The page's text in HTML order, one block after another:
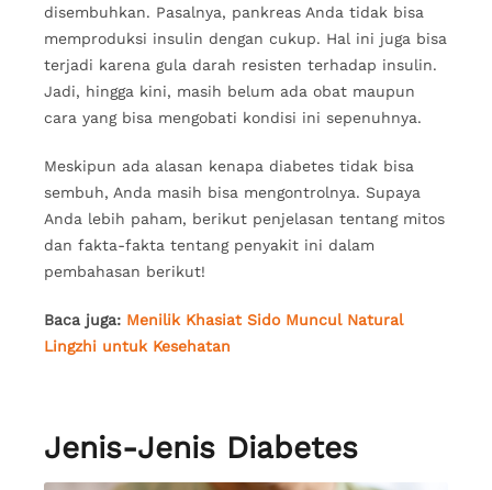
disembuhkan. Pasalnya, pankreas Anda tidak bisa
memproduksi insulin dengan cukup. Hal ini juga bisa
terjadi karena gula darah resisten terhadap insulin.
Jadi, hingga kini, masih belum ada obat maupun
cara yang bisa mengobati kondisi ini sepenuhnya.
Meskipun ada alasan kenapa diabetes tidak bisa
sembuh, Anda masih bisa mengontrolnya. Supaya
Anda lebih paham, berikut penjelasan tentang mitos
dan fakta-fakta tentang penyakit ini dalam
pembahasan berikut!
Baca juga: Menilik Khasiat Sido Muncul Natural
Lingzhi untuk Kesehatan
Jenis-Jenis Diabetes